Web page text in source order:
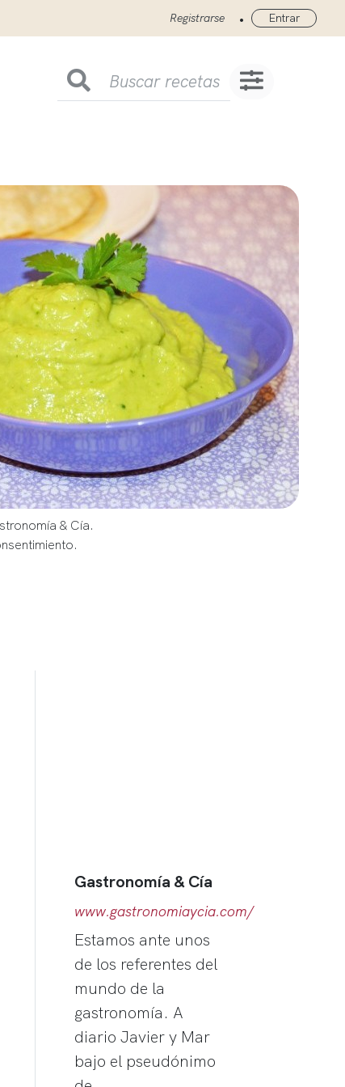
Registrarse • Entrar
& Cía.
Gastronomía & Cía
www.gastronomiaycia.com/
Estamos ante unos
de los referentes del
mundo de la
gastronomía. A
diario Javier y Mar
bajo el pseudónimo